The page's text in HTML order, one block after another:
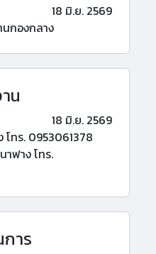
18 มิ.ย. 2569
กองกลาง
น
18 มิ.ย. 2569
โทร. 0953061378
าฟาง โทร.
าร